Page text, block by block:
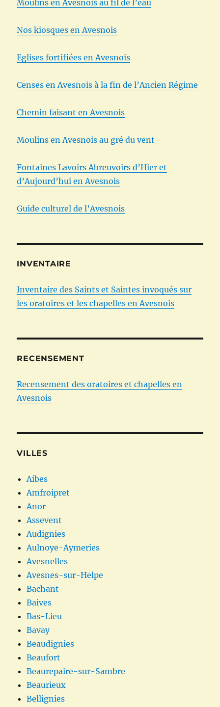
Moulins en Avesnois au fil de l’eau
Nos kiosques en Avesnois
Eglises fortifiées en Avesnois
Censes en Avesnois à la fin de l’Ancien Régime
Chemin faisant en Avesnois
Moulins en Avesnois au gré du vent
Fontaines Lavoirs Abreuvoirs d’Hier et
d’Aujourd’hui en Avesnois
Guide culturel de l’Avesnois
INVENTAIRE
Inventaire des Saints et Saintes invoqués sur
les oratoires et les chapelles en Avesnois
RECENSEMENT
Recensement des oratoires et chapelles en
Avesnois
VILLES
Aibes
Amfroipret
Anor
Assevent
Audignies
Aulnoye-Aymeries
Avesnelles
Avesnes-sur-Helpe
Bachant
Baives
Bas-Lieu
Bavay
Beaudignies
Beaufort
Beaurepaire-sur-Sambre
Beaurieux
Bellignies